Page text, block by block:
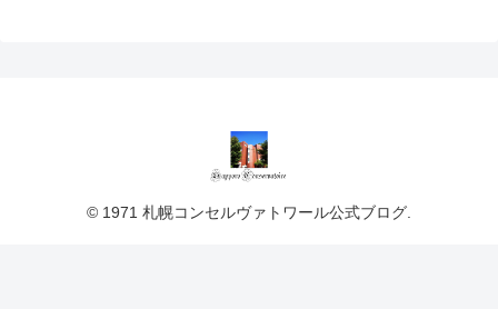
© 1971 札幌コンセルヴァトワール公式ブログ.